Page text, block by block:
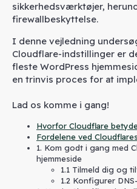
sikkerhedsværktøjer,
firewallbeskyttelse.
I denne vejledning
Cloudflare-indstillinger er
fleste WordPress
en trinvis proces for at
Lad os komme i gang!
Hvorfor Cloudflare
Fordelene ved
1. Kom godt i gang med
hjemmeside
1.1 Tilmeld dig og
1.2 Konfigurer